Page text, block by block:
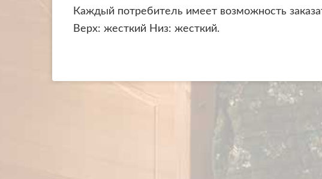
Каждый потребитель имеет возможность
Верх: жесткий Низ: жесткий.